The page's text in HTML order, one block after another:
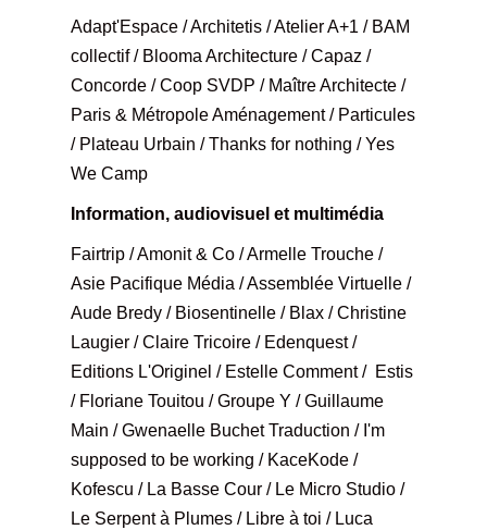
Adapt'Espace / Architetis / Atelier A+1 / BAM
collectif / Blooma Architecture / Capaz /
Concorde / Coop SVDP / Maître Architecte /
Paris & Métropole Aménagement / Particules
/ Plateau Urbain / Thanks for nothing / Yes
We Camp
Information, audiovisuel et multimédia
Fairtrip / Amonit & Co / Armelle Trouche /
Asie Pacifique Média / Assemblée Virtuelle /
Aude Bredy / Biosentinelle / Blax / Christine
Laugier / Claire Tricoire / Edenquest /
Editions L'Originel / Estelle Comment / Estis
/ Floriane Touitou / Groupe Y / Guillaume
Main / Gwenaelle Buchet Traduction / I'm
supposed to be working / KaceKode /
Kofescu / La Basse Cour / Le Micro Studio /
Le Serpent à Plumes / Libre à toi / Luca